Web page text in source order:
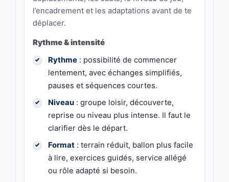
l’encadrement et les adaptations avant de te
déplacer.
Rythme & intensité
Rythme : possibilité de commencer
lentement, avec échanges simplifiés,
pauses et séquences courtes.
Niveau : groupe loisir, découverte,
reprise ou niveau plus intense. Il faut le
clarifier dès le départ.
Format : terrain réduit, ballon plus facile
à lire, exercices guidés, service allégé
ou rôle adapté si besoin.